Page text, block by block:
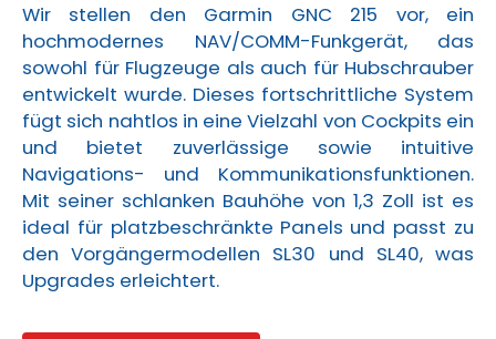
Wir stellen den Garmin GNC 215 vor, ein
hochmodernes NAV/COMM-Funkgerät, das
sowohl für Flugzeuge als auch für Hubschrauber
entwickelt wurde. Dieses fortschrittliche System
fügt sich nahtlos in eine Vielzahl von Cockpits ein
und bietet zuverlässige sowie intuitive
Navigations- und Kommunikationsfunktionen.
Mit seiner schlanken Bauhöhe von 1,3 Zoll ist es
ideal für platzbeschränkte Panels und passt zu
den Vorgängermodellen SL30 und SL40, was
Upgrades erleichtert.